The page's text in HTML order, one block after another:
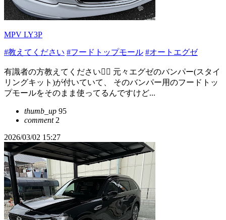
MPV LY3P
#教えてください #フードトップモール #オートエグゼ
有識者の方教えてください🙇‍♂️ 元々エグゼのバンパー(スタイ
リングキット)が付いていて、 そのバンパー用のフードトッ
プモールをそのまま使ってるんですけど...
thumb_up 95
comment2
2026/03/02 15:27